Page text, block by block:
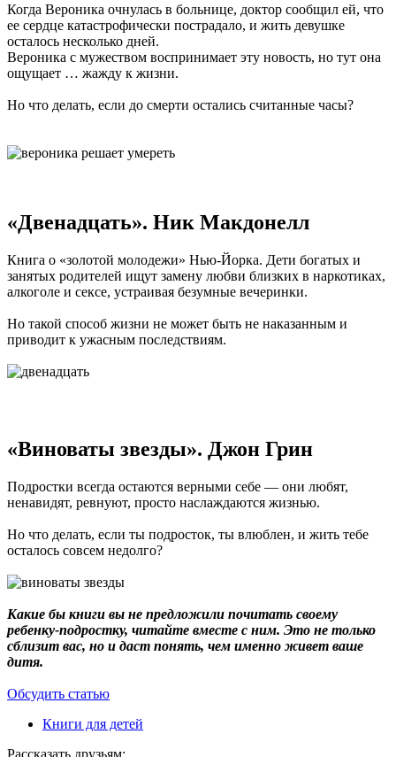
Когда Вероника очнулась в больнице, доктор сообщил ей, что
ее сердце катастрофически пострадало, и жить девушке
осталось несколько дней.
Вероника с мужеством воспринимает эту новость, но тут она
ощущает … жажду к жизни.
Но что делать, если до смерти остались считанные часы?
«Двенадцать». Ник Макдонелл
Книга о «золотой молодежи» Нью-Йорка. Дети богатых и
занятых родителей ищут замену любви близких в наркотиках,
алкоголе и сексе, устраивая безумные вечеринки.
Но такой способ жизни не может быть не наказанным и
приводит к ужасным последствиям.
«Виноваты звезды». Джон Грин
Подростки всегда остаются верными себе — они любят,
ненавидят, ревнуют, просто наслаждаются жизнью.
Но что делать, если ты подросток, ты влюблен, и жить тебе
осталось совсем недолго?
Какие бы книги вы не предложили почитать своему
ребенку-подростку, читайте вместе с ним. Это не только
сблизит вас, но и даст понять, чем именно живет ваше
дитя.
Обсудить статью
Книги для детей
Рассказать друзьям: